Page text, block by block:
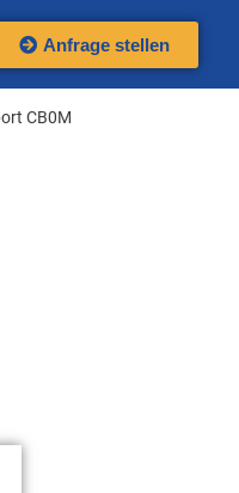
Anfrage stellen
CB0M